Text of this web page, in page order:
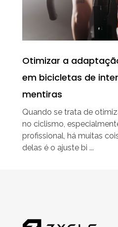
Otimizar a
em bicicletas de
mentiras
Quando se trata de
no ciclismo,
profissional, há muitas
delas é o ajuste bi ...